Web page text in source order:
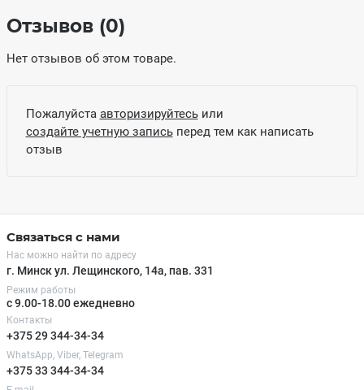
Отзывов (0)
Нет отзывов об этом товаре.
Пожалуйста авторизируйтесьили
создайте учетную записьперед тем как написать
отзыв
Связаться с нами
Нас можно найти по адресу
г. Минск ул. Лещинского, 14а, пав. 331
Режим работы
с 9.00-18.00 ежедневно
Контакты
+375 29 344-34-34
WhatsApp, Viber, Telegram
+375 33 344-34-34